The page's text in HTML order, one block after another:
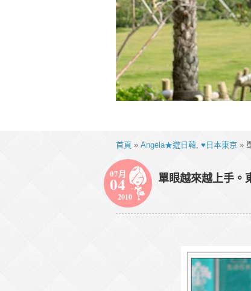
首頁 » Angela★遊日韓, ♥日本東京 »
07月
04
2010
單眼越來越上手。